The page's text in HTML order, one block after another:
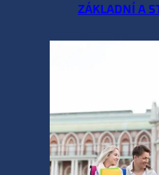
ZÁKLADNÍ A